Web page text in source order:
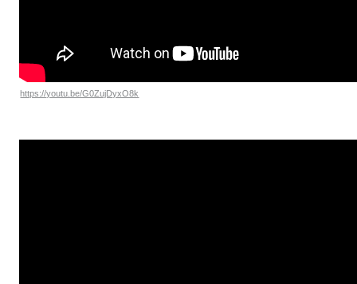
https://youtu.be/G0ZujDyxO8k